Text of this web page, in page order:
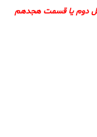
دوم یا قسمت هجدهم